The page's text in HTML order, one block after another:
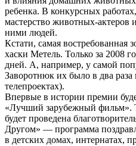
ребенка. В конкурсных
мастерство животных-актеров
ними людей.
Кстати, самая востребованная
хаски Метель. Только за 2008
дней. А, например, у самой
Заворотнюк их было в два
телепроектах).
Впервые в истории премии
«Лучший зарубежный фильм».
будет проведена
Другом» — программа
в детских домах, интернатах,